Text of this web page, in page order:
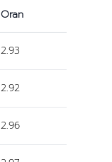
Oran
2.93
2.92
2.96